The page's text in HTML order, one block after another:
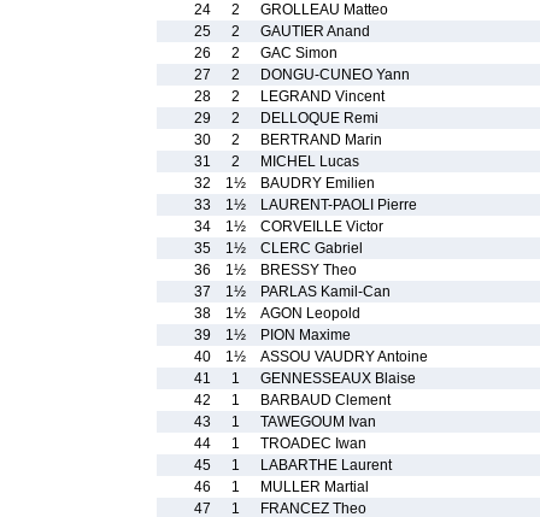
24
2
GROLLEAU Matteo
25
2
GAUTIER Anand
26
2
GAC Simon
27
2
DONGU-CUNEO Yann
28
2
LEGRAND Vincent
29
2
DELLOQUE Remi
30
2
BERTRAND Marin
31
2
MICHEL Lucas
32
1½
BAUDRY Emilien
33
1½
LAURENT-PAOLI Pierre
34
1½
CORVEILLE Victor
35
1½
CLERC Gabriel
36
1½
BRESSY Theo
37
1½
PARLAS Kamil-Can
38
1½
AGON Leopold
39
1½
PION Maxime
40
1½
ASSOU VAUDRY Antoine
41
1
GENNESSEAUX Blaise
42
1
BARBAUD Clement
43
1
TAWEGOUM Ivan
44
1
TROADEC Iwan
45
1
LABARTHE Laurent
46
1
MULLER Martial
47
1
FRANCEZ Theo